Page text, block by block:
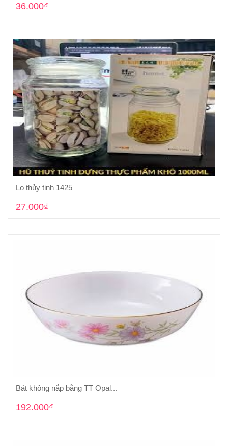
36.000₫
Lọ thủy tinh 1425
27.000₫
Cho vào giỏ hàng
Bát không nắp bằng TT Opal...
192.000₫